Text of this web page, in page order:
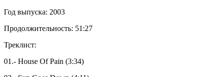
Год выпуска: 2003
Продолжительность: 51:27
Треклист:
01.- House Of Pain (3:34)